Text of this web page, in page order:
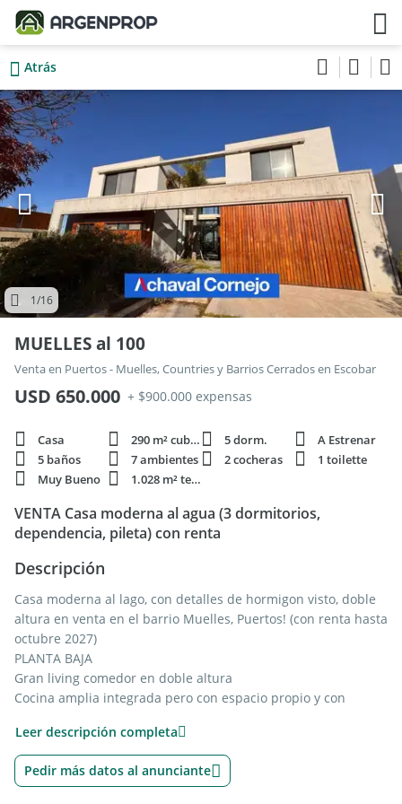
Atrás
1/16
MUELLES al 100
Venta en Puertos - Muelles, Countries y Barrios Cerrados en Escobar
USD 650.000 + $900.000 expensas
Casa 290 m² cubie. 5 dorm.
A Estrenar
5 baños
7 ambientes 2 cocheras
1 toilette
Muy Bueno
1.028 m² terren.
VENTA Casa moderna al agua (3 dormitorios,
dependencia, pileta) con renta
Descripción
Casa moderna al lago, con detalles de hormigon visto, doble
altura en venta en el barrio Muelles, Puertos! (con renta hasta
octubre 2027)
PLANTA BAJA
Gran living comedor en doble altura
Cocina amplia integrada pero con espacio propio y con
Patio interno con vista desde todos los ambientes
Toilette
Escritorio o cuarto dormitorio con baño propio
Leer descripción completa
Pedir más datos al anunciante